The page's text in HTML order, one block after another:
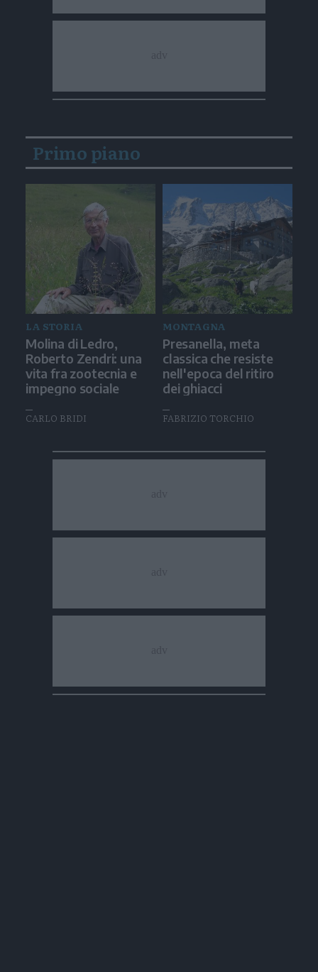
Primo piano
LA STORIA
Molina di Ledro,
Roberto Zendri: una
vita fra zootecnia e
impegno sociale
CARLO BRIDI
MONTAGNA
Presanella, meta
classica che resiste
nell'epoca del ritiro
dei ghiacci
FABRIZIO TORCHIO